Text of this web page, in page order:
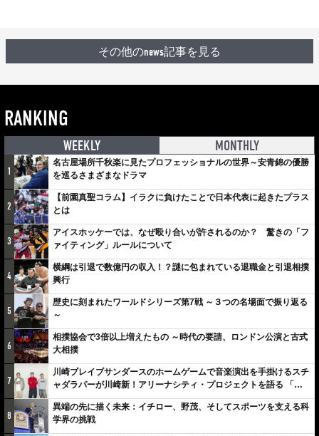
その他のnews記事を見る
RANKING
WEEKLY MONTHLY
1
名古屋場所千秋楽に見たプロフェッショナルの世界～安青錦の優勝
を巡るさまざまなドラマ
2
【前園真聖コラム】イラクに負けたことで日本代表に起きたプラス
とは
3
アイスホッケーでは、なぜ殴り合いが許されるのか？ 驚きの「フ
ァイティング」ルールについて
4
横綱は引退で数億円の収入！？謎に包まれている退職金と引退相撲
興行
5
歴史に刻まれたワールドシリーズ第7戦 ～３つの名場面で振り返る
～
6
相撲協会で3倍以上増えたもの ～時代の要請、ロンドン公演と古式
大相撲
7
川崎ブレイブサンダースのホームゲームで音楽演出を手掛けるスチ
ャダラパーが川崎新！アリーナシティ・プロジェクトを語る 「楽
しみでしかないでしょ。川崎は、ずっと成長曲線だから」
8
異端の先に描く未来：イチロー、野茂、そしてスポーツを支える科
学界の挑戦